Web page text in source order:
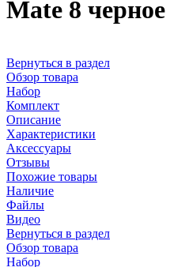
Mate 8 черное
Вернуться в раздел
Обзор товара
Набор
Комплект
Описание
Характеристики
Аксессуары
Отзывы
Похожие товары
Наличие
Файлы
Видео
Вернуться в раздел
Обзор товара
Набор